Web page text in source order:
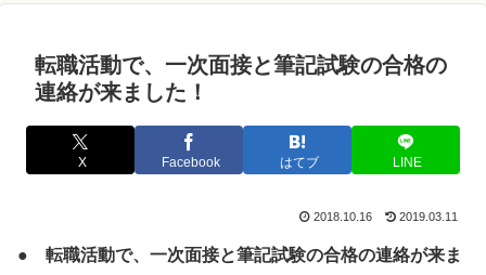
転職活動で、一次面接と筆記試験の合格の
連絡が来ました！
X Facebook はてブ LINE
2018.10.16 2019.03.11
● 転職活動で、一次面接と筆記試験の合格の連絡が来ま